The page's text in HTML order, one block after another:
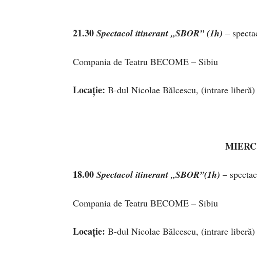
21.30 Spectacol itinerant „SBOR” (1h) –
Compania de Teatru BECOME – Sibiu
Locaţie: B-dul Nicolae Bălcescu, (intrare liberă)
18.00 Spectacol itinerant „SBOR”(1h) –
Compania de Teatru BECOME – Sibiu
Locaţie: B-dul Nicolae Bălcescu, (intrare liberă)